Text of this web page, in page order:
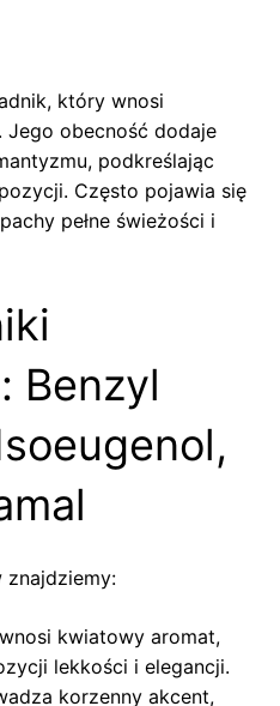
który wnosi
Jego obecność dodaje
podkreślając
Często pojawia się
pełne świeżości i
Benzyl
znajdziemy:
kwiatowy aromat,
lekkości i elegancji.
korzenny akcent,